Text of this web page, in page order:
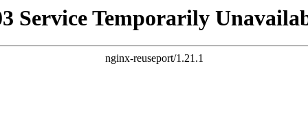
Service Temporarily
nginx-reuseport/1.21.1